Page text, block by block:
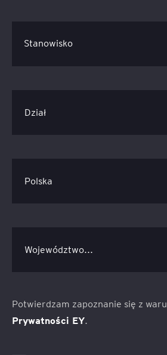
Stanowisko
Potwierdzam zapoznanie się z
Prywatności EY.